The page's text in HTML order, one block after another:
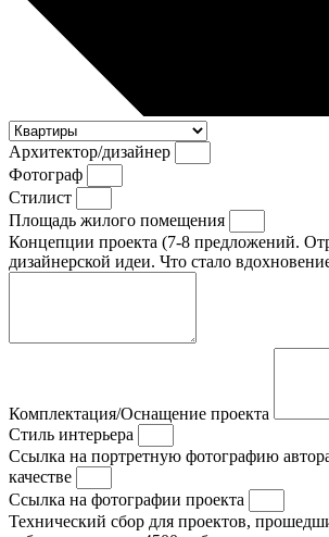
Архитектор/дизайнер
Фотограф
Стилист
Площадь жилого помещения
Концепции проекта (7-8 предложений.
дизайнерской идеи. Что стало
Комплектация/Оснащение проекта
Стиль интерьера
Ссылка на портретную фотографию
качестве
Ссылка на фотографии проекта
Технический сбор для проектов,